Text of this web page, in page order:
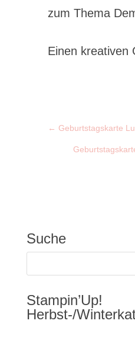
zum Thema
Einen kreativen
← Geburtstagskarte
Suche
Stampin’Up!
Herbst-/